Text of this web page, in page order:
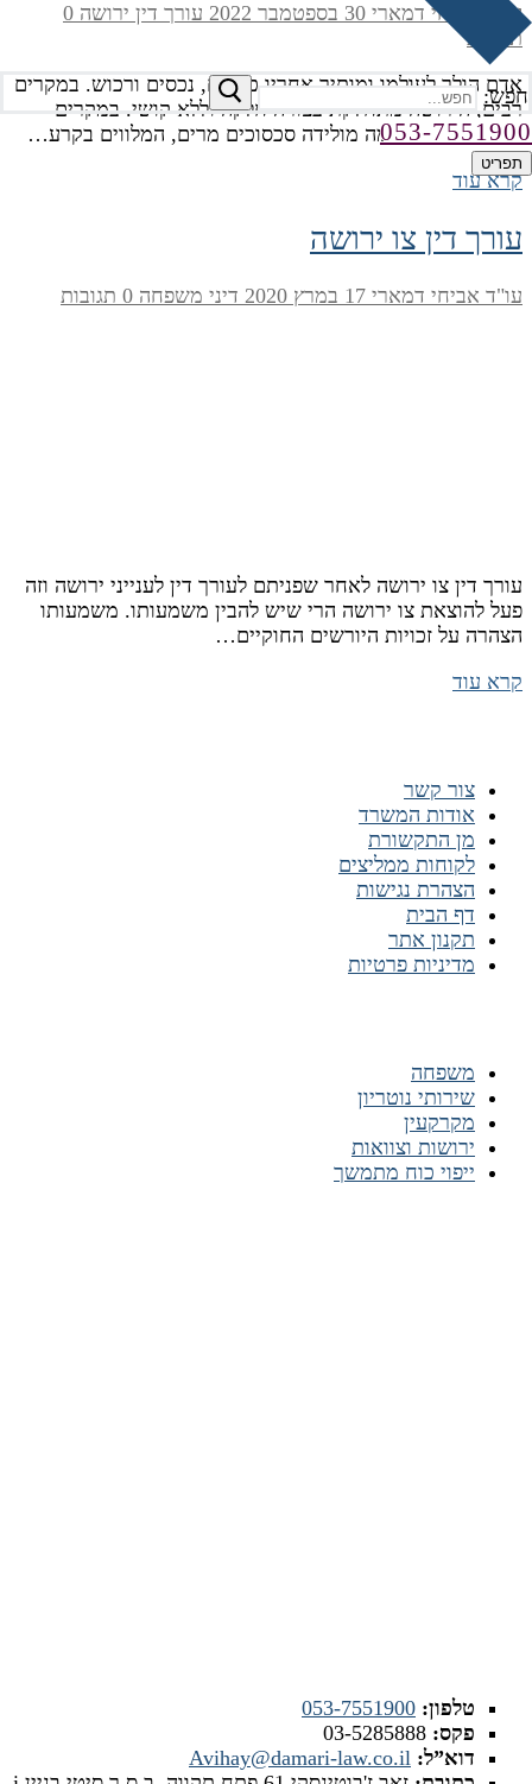
חפש:
053-7551900
תפריט
עו"ד אביחי דמארי 30 בספטמבר 2022 עורך דין ירושה 0
תגובות
אדם הולך לעולמו ומותיר אחריו כספים, נכסים ורכוש. במקרים
רבים, הירושה מתחלקת בצורה חלקה וללא קושי. במקרים
אחרים, עצם קיומה מולידה סכסוכים מרים, המלווים בקרע…
קרא עוד
עורך דין צו ירושה
עו"ד אביחי דמארי 17 במרץ 2020 דיני משפחה
עורך דין צו ירושה לאחר שפניתם לעורך דין לענייני ירושה וזה
פעל להוצאת צו ירושה הרי שיש להבין משמעותו. משמעותו
הצהרה על זכויות היורשים החוקיים…
קרא עוד
צור קשר
אודות המשרד
מן התקשורת
לקוחות ממליצים
הצהרת נגישות
דף הבית
תקנון אתר
מדיניות פרטיות
משפחה
שירותי נוטריון
מקרקעין
ירושות וצוואות
ייפוי כוח מתמשך
טלפון: 053-7551900
פקס: 03-5285888
דוא”ל: Avihay@damari-law.co.il